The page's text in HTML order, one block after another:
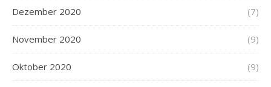
Dezember 2020 (7)
November 2020 (9)
Oktober 2020 (9)